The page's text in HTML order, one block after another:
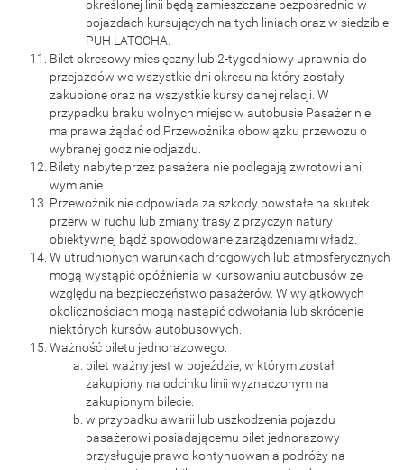
określonej linii będą zamieszczane bezpośrednio w
pojazdach kursujących na tych liniach oraz w siedzibie
PUH LATOCHA.
Bilet okresowy miesięczny lub 2-tygodniowy uprawnia do
przejazdów we wszystkie dni okresu na który zostały
zakupione oraz na wszystkie kursy danej relacji. W
przypadku braku wolnych miejsc w autobusie Pasażer nie
ma prawa żądać od Przewoźnika obowiązku przewozu o
wybranej godzinie odjazdu.
Bilety nabyte przez pasażera nie podlegają zwrotowi ani
wymianie.
Przewoźnik nie odpowiada za szkody powstałe na skutek
przerw w ruchu lub zmiany trasy z przyczyn natury
obiektywnej bądź spowodowane zarządzeniami władz.
W utrudnionych warunkach drogowych lub atmosferycznych
mogą wystąpić opóźnienia w kursowaniu autobusów ze
względu na bezpieczeństwo pasażerów. W wyjątkowych
okolicznościach mogą nastąpić odwołania lub skrócenie
niektórych kursów autobusowych.
Ważność biletu jednorazowego:
bilet ważny jest w pojeździe, w którym został
zakupiony na odcinku linii wyznaczonym na
zakupionym bilecie.
w przypadku awarii lub uszkodzenia pojazdu
pasażerowi posiadającemu bilet jednorazowy
przysługuje prawo kontynuowania podróży na